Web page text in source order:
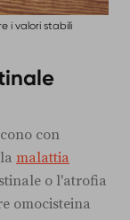
i valori stabili
con
malattia
o l'atrofia
omocisteina